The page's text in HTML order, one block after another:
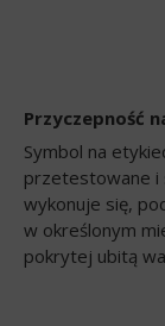
Przyczepność
Symbol na
przetestowane i
wykonuje się,
w określonym
pokrytej ubitą